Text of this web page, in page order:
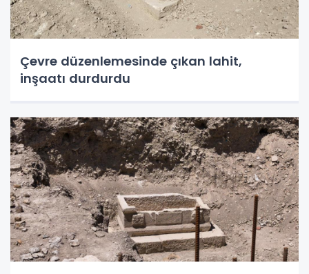
Çevre düzenlemesinde çıkan lahit,
inşaatı durdurdu